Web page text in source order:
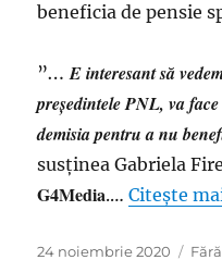
beneficia de pensie
”… E interesant să
președintele PNL, va
demisia pentru a nu
susţinea Gabriela
G4Media.…Citește
Publicat
24 noiembrie 2020